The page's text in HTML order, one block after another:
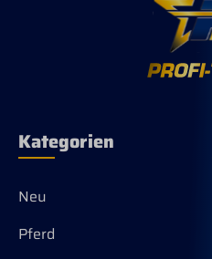
Kategorien
Neu
Pferd